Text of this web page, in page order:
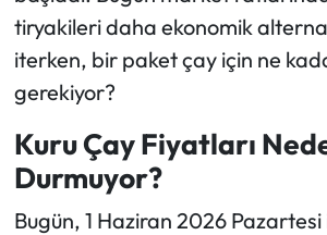
tiryakileri daha ekonomik
iterken, bir paket çay için ne
gerekiyor?
Kuru Çay Fiyatları
Durmuyor?
Bugün, 1 Haziran 2026 Pazartesi
Teknoloji